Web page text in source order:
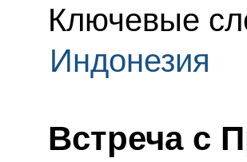
Ключевые
Индонезия
Встреча с